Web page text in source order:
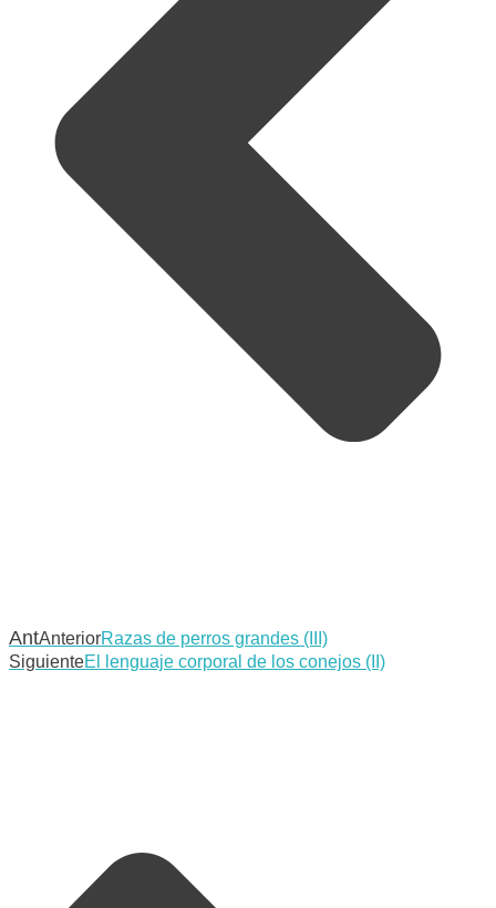
AntAnteriorRazas de perros grandes (III)
SiguienteEl lenguaje corporal de los conejos (II)